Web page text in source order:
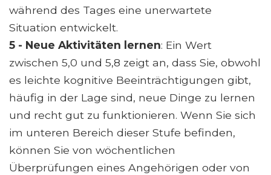
während des Tages eine unerwartete
Situation entwickelt.
5 - Neue Aktivitäten lernen: Ein Wert
zwischen 5,0 und 5,8 zeigt an, dass Sie, obwohl
es leichte kognitive Beeinträchtigungen gibt,
häufig in der Lage sind, neue Dinge zu lernen
und recht gut zu funktionieren. Wenn Sie sich
im unteren Bereich dieser Stufe befinden,
können Sie von wöchentlichen
Überprüfungen eines Angehörigen oder von